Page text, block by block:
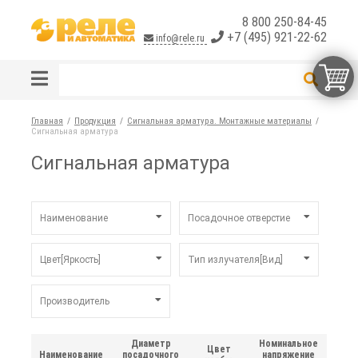
8 800 250-84-45
info@rele.ru +7 (495) 921-22-62
Главная Продукция
Сигнальная арматура. Монтажные материалы
Сигнальная арматура
Сигнальная арматура
Наименование
AD
AL
ENR
L2RR
L16RR
Посадочное отверстие
-
6,5 мм
Цвет[Яркость]
[нормальная]
[повышенная]
Тип излучателя[Вид]
[с порогом]
Производитель
AUTONICS
Наименование
Диаметр
посадочного
Цвет
Номинальное
напряжение